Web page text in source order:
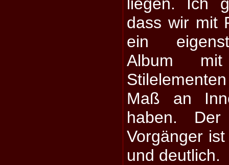
dass wir mit
ein
Album
Maß an
haben.
Vorgänger
und deutlich.